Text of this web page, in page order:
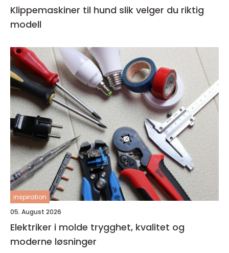
Klippemaskiner til hund slik velger du riktig
modell
inspiration
05. August 2026
Elektriker i molde trygghet, kvalitet og
moderne løsninger